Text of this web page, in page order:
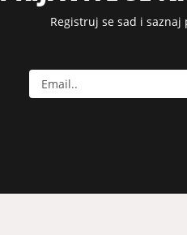
Registruj se sad i